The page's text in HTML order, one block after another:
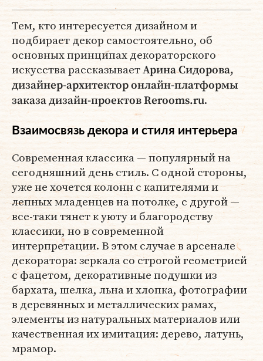
Тем, кто интересуется дизайном и
подбирает декор самостоятельно, об
основных принципах декораторского
искусства рассказываетАрина Сидорова,
дизайнер-архитектор онлайн-платформы
заказа дизайн-проектов Rerooms.ru.
Взаимосвязь декора и стиля интерьера
Современная классика — популярный на
сегодняшний день стиль. С одной стороны,
уже не хочется колонн с капителями и
лепных младенцев на потолке, с другой —
все-таки тянет к уюту и благородству
классики, но в современной
интерпретации. В этом случае в арсенале
декоратора: зеркала со строгой геометрией
с фацетом, декоративные подушки из
бархата, шелка, льна и хлопка, фотографии
в деревянных и металлических рамах,
элементы из натуральных материалов или
качественная их имитация: дерево, латунь,
мрамор.